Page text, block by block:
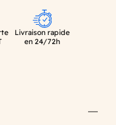
Livraison rapide
en 24/72h